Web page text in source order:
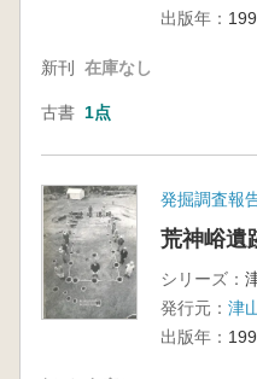
出版年：
新刊 在庫なし
古書 1点
発掘調査報
荒神峪遺
シリーズ：
発行元： 津
出版年：